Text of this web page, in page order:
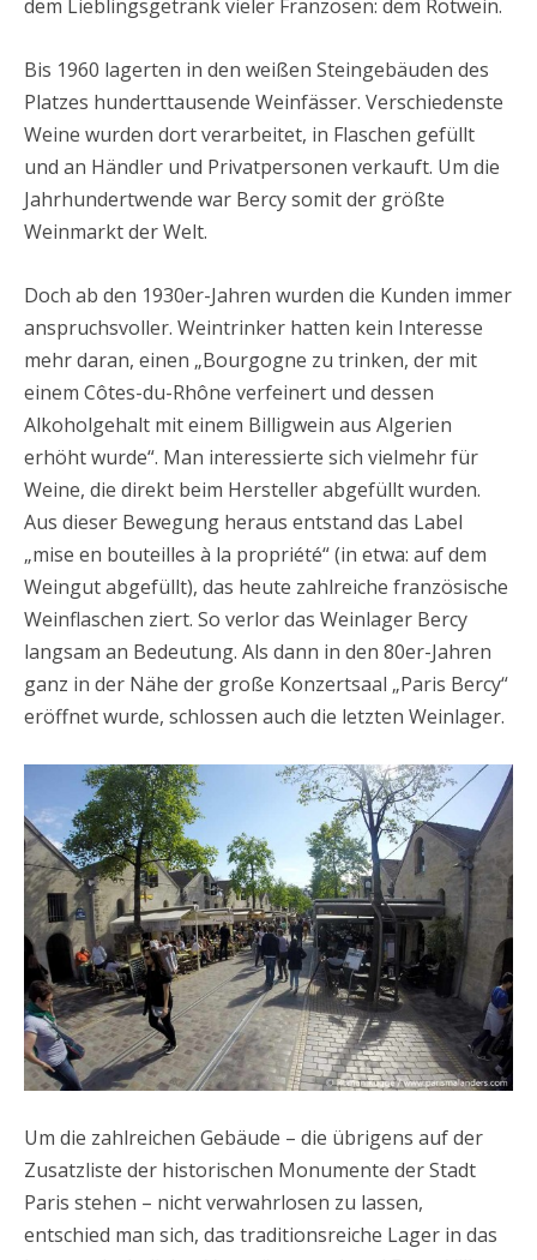
dem Lieblingsgetränk vieler Franzosen: dem Rotwein.
Bis 1960 lagerten in den weißen Steingebäuden des
Platzes hunderttausende Weinfässer. Verschiedenste
Weine wurden dort verarbeitet, in Flaschen gefüllt
und an Händler und Privatpersonen verkauft. Um die
Jahrhundertwende war Bercy somit der größte
Weinmarkt der Welt.
Doch ab den 1930er-Jahren wurden die Kunden immer
anspruchsvoller. Weintrinker hatten kein Interesse
mehr daran, einen „Bourgogne zu trinken, der mit
einem Côtes-du-Rhône verfeinert und dessen
Alkoholgehalt mit einem Billigwein aus Algerien
erhöht wurde“. Man interessierte sich vielmehr für
Weine, die direkt beim Hersteller abgefüllt wurden.
Aus dieser Bewegung heraus entstand das Label
„mise en bouteilles à la propriété“ (in etwa: auf dem
Weingut abgefüllt), das heute zahlreiche französische
Weinflaschen ziert. So verlor das Weinlager Bercy
langsam an Bedeutung. Als dann in den 80er-Jahren
ganz in der Nähe der große Konzertsaal „Paris Bercy“
eröffnet wurde, schlossen auch die letzten Weinlager.
Um die zahlreichen Gebäude – die übrigens auf der
Zusatzliste der historischen Monumente der Stadt
Paris stehen – nicht verwahrlosen zu lassen,
entschied man sich, das traditionsreiche Lager in das